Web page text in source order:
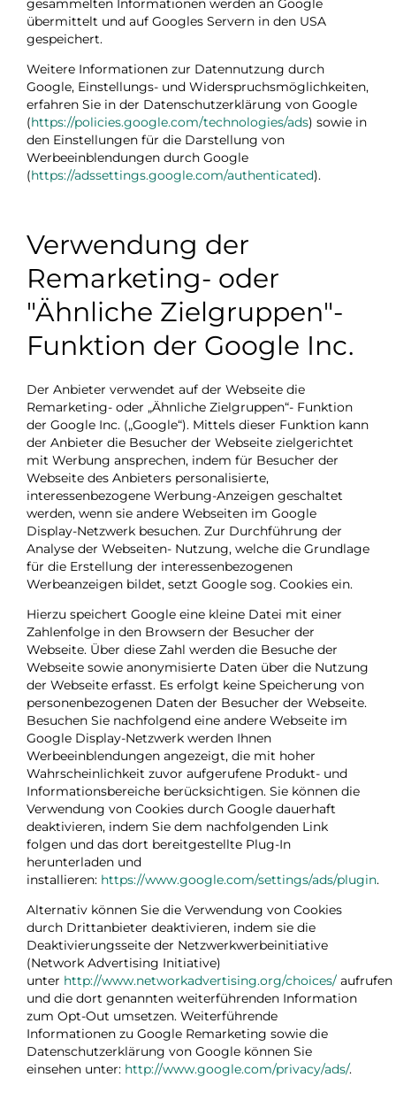
gesammelten Informationen werden an Google
übermittelt und auf Googles Servern in den USA
gespeichert.
Weitere Informationen zur Datennutzung durch
Google, Einstellungs- und Widerspruchsmöglichkeiten,
erfahren Sie in der Datenschutzerklärung von Google
(https://policies.google.com/technologies/ads) sowie in
den Einstellungen für die Darstellung von
Werbeeinblendungen durch Google
(https://adssettings.google.com/authenticated).
Verwendung der
Remarketing- oder
"Ähnliche Zielgruppen"-
Funktion der Google Inc.
Der Anbieter verwendet auf der Webseite die
Remarketing- oder „Ähnliche Zielgruppen“- Funktion
der Google Inc. („Google“). Mittels dieser Funktion kann
der Anbieter die Besucher der Webseite zielgerichtet
mit Werbung ansprechen, indem für Besucher der
Webseite des Anbieters personalisierte,
interessenbezogene Werbung-Anzeigen geschaltet
werden, wenn sie andere Webseiten im Google
Display-Netzwerk besuchen. Zur Durchführung der
Analyse der Webseiten- Nutzung, welche die Grundlage
für die Erstellung der interessenbezogenen
Werbeanzeigen bildet, setzt Google sog. Cookies ein.
Hierzu speichert Google eine kleine Datei mit einer
Zahlenfolge in den Browsern der Besucher der
Webseite. Über diese Zahl werden die Besuche der
Webseite sowie anonymisierte Daten über die Nutzung
der Webseite erfasst. Es erfolgt keine Speicherung von
personenbezogenen Daten der Besucher der Webseite.
Besuchen Sie nachfolgend eine andere Webseite im
Google Display-Netzwerk werden Ihnen
Werbeeinblendungen angezeigt, die mit hoher
Wahrscheinlichkeit zuvor aufgerufene Produkt- und
Informationsbereiche berücksichtigen. Sie können die
Verwendung von Cookies durch Google dauerhaft
deaktivieren, indem Sie dem nachfolgenden Link
folgen und das dort bereitgestellte Plug-In
herunterladen und
installieren: https://www.google.com/settings/ads/plugin.
Alternativ können Sie die Verwendung von Cookies
durch Drittanbieter deaktivieren, indem sie die
Deaktivierungsseite der Netzwerkwerbeinitiative
(Network Advertising Initiative)
unter http://www.networkadvertising.org/choices/ aufrufen
und die dort genannten weiterführenden Information
zum Opt-Out umsetzen. Weiterführende
Informationen zu Google Remarketing sowie die
Datenschutzerklärung von Google können Sie
einsehen unter: http://www.google.com/privacy/ads/.